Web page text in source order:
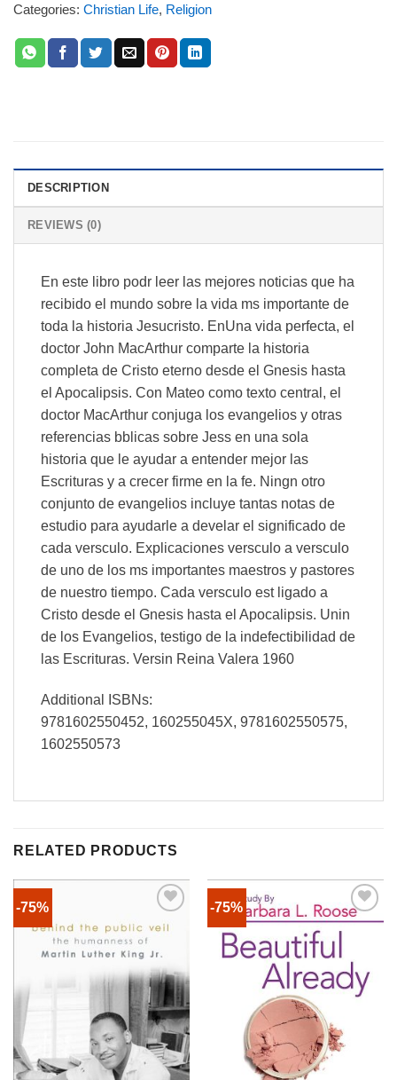
Categories: Christian Life, Religion
DESCRIPTION
REVIEWS (0)
En este libro podr leer las mejores noticias que ha
recibido el mundo sobre la vida ms importante de
toda la historia Jesucristo. EnUna vida perfecta, el
doctor John MacArthur comparte la historia
completa de Cristo eterno desde el Gnesis hasta
el Apocalipsis. Con Mateo como texto central, el
doctor MacArthur conjuga los evangelios y otras
referencias bblicas sobre Jess en una sola
historia que le ayudar a entender mejor las
Escrituras y a crecer firme en la fe. Ningn otro
conjunto de evangelios incluye tantas notas de
estudio para ayudarle a develar el significado de
cada versculo. Explicaciones versculo a versculo
de uno de los ms importantes maestros y pastores
de nuestro tiempo. Cada versculo est ligado a
Cristo desde el Gnesis hasta el Apocalipsis. Unin
de los Evangelios, testigo de la indefectibilidad de
las Escrituras. Versin Reina Valera 1960
Additional ISBNs:
9781602550452, 160255045X, 9781602550575,
1602550573
RELATED PRODUCTS
-75% -75%